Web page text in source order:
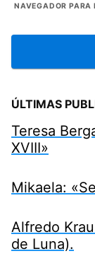
NAVEGADOR PARA
ÚLTIMAS
Teresa
XVIII»
Mikaela:
Alfredo
de Luna).